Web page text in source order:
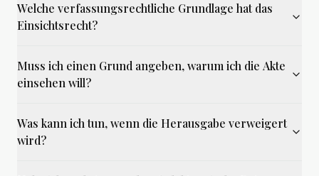
Welche verfassungsrechtliche Grundlage hat das
Einsichtsrecht?
Muss ich einen Grund angeben, warum ich die Akte
einsehen will?
Was kann ich tun, wenn die Herausgabe verweigert
wird?